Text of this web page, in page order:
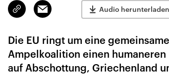
Link
kopieren/teilen
Email Audio herunterladen
Die EU ringt um eine
Ampelkoalition einen
auf Abschottung, Griechenland